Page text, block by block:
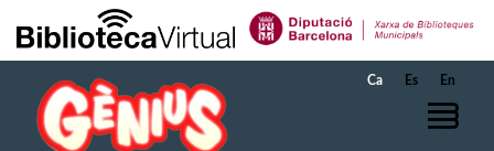
Salta al contingut principal
Ca Es En